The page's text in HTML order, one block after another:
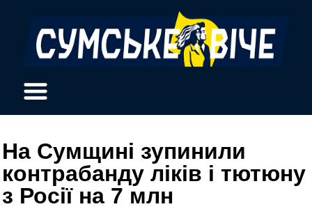
На Сумщині зупинили
контрабанду ліків і тютюну
з Росії на 7 млн